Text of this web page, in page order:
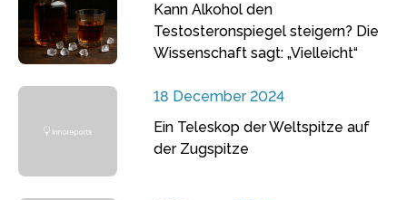
Kann Alkohol den
Testosteronspiegel steigern? Die
Wissenschaft sagt: „Vielleicht“
18 December 2024
Ein Teleskop der Weltspitze auf
der Zugspitze